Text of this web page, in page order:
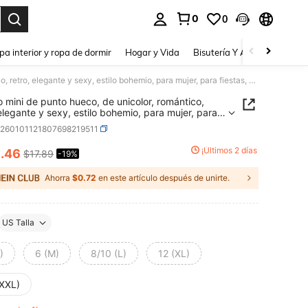
0 0
interior y ropa de dormir Hogar y Vida Bisutería Y Accesorios
Vestido mini de punto hueco, de unicolor, romántico, retro, elegante y sexy, estilo bohemio, para mujer, para fiestas, citas, vacaciones, playa, uso diario, viajes, conciertos de country, verano
mini de punto hueco, de unicolor, romántico,
y sexy, estilo bohemio, para mujer, para
citas, vacaciones, playa, uso diario, viajes,
de country, verano
AND AVAILABILITY
.46 $17.89 -19% ¡Últimos 2 días
Ahorra $0.72 en este artículo después de unirte.
US Talla
6 (M) 8/10 (L) 12 (XL)